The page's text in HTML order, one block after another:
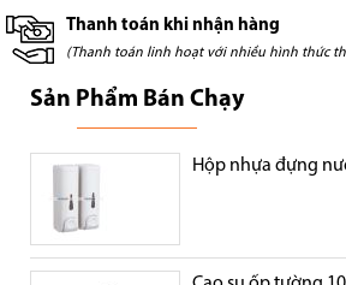
Thanh toán khi nhận hàng
(Thanh toán linh hoạt với nhiều hình thức
Sản Phẩm Bán Chạy
Hộp nhựa đựng